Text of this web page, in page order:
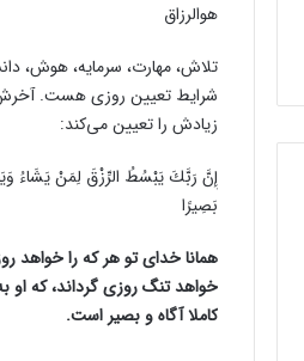
هوالرزاق
تلاش، مهارت، سرمايه، هوش،
شرايط تعيين روزى هست.
زيادش را تعيين مى‌كند:
إِنَّ رَبَّكَ يَبْسُطُ الرِّزْقَ لِمَنْ يَشَاءُ
بَصِيرًا
همانا خدای تو هر که را خواهد
خواهد تنگ روزی گرداند، که او
کاملا آگاه و بصیر است.